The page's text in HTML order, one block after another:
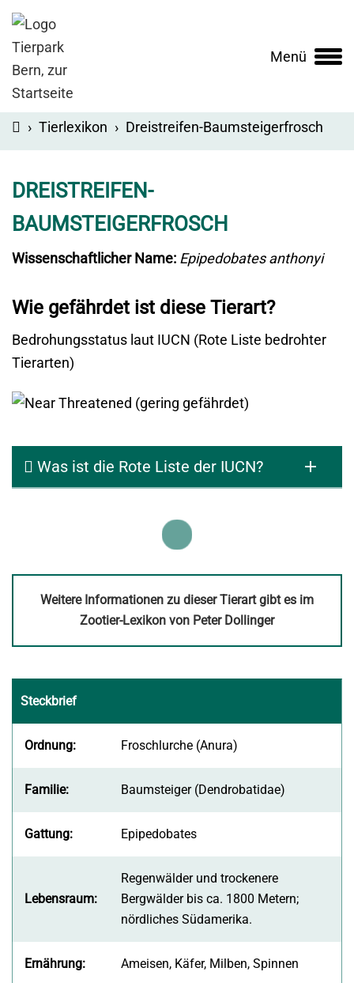
Main
Menü
› Tierlexikon › Dreistreifen-Baumsteigerfrosch
DREISTREIFEN-
BAUMSTEIGERFROSCH
Wissenschaftlicher Name: Epipedobates anthonyi
Wie gefährdet ist diese Tierart?
Bedrohungsstatus laut IUCN (Rote Liste bedrohter
Tierarten)
Was ist die Rote Liste der IUCN?
Weitere Informationen zu dieser Tierart gibt es im
Zootier-Lexikon von Peter Dollinger
Steckbrief
Ordnung: Froschlurche (Anura)
Familie: Baumsteiger (Dendrobatidae)
Gattung: Epipedobates
Lebensraum:
Regenwälder und trockenere
Bergwälder bis ca. 1800 Metern;
nördliches Südamerika.
Ernährung: Ameisen, Käfer, Milben, Spinnen